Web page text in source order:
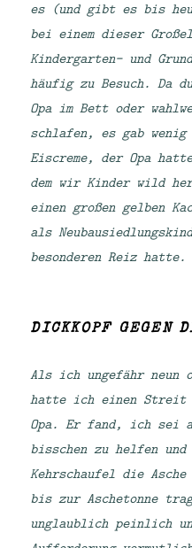
es (und gibt es bis
bei einem dieser
Kindergarten- und
häufig zu Besuch. Da
Opa im Bett oder
schlafen, es gab
Eiscreme, der Opa
dem wir Kinder wild
einen großen gelben
als
besonderen Reiz hatte.
DICKKOPF GEGEN
Als ich ungefähr neun
hatte ich einen Streit
Opa. Er fand, ich sei
bisschen zu helfen
Kehrschaufel die
bis zur Aschetonne
unglaublich peinlich